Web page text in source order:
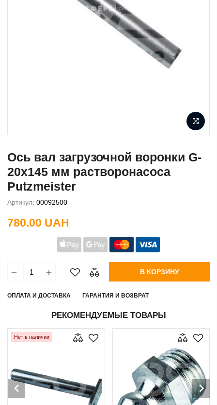
Ось вал загрузочной воронки G-
20x145 мм растворонасоса
Putzmeister
Артикул: 00092500
780.00 UAH
В КОРЗИНУ
ОПЛАТА И ДОСТАВКА ГАРАНТИЯ И ВОЗВРАТ
РЕКОМЕНДУЕМЫЕ ТОВАРЫ
Нет в наличии